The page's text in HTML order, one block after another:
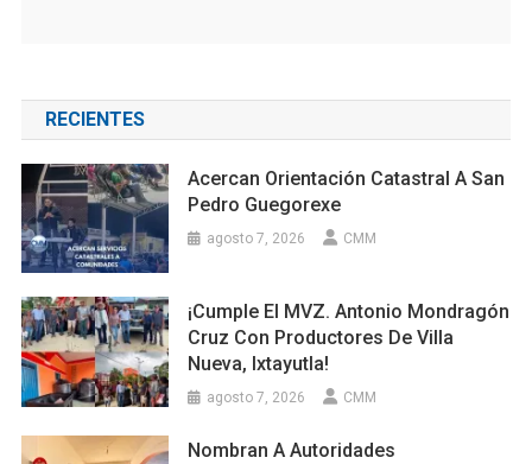
RECIENTES
Acercan Orientación Catastral A San
Pedro Guegorexe
agosto 7, 2026 CMM
¡Cumple El MVZ. Antonio Mondragón
Cruz Con Productores De Villa
Nueva, Ixtayutla!
agosto 7, 2026 CMM
Nombran A Autoridades